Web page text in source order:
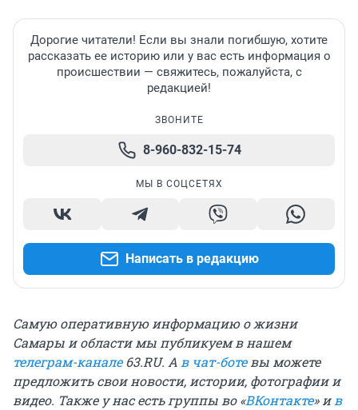
Дорогие читатели! Если вы знали погибшую, хотите
рассказать ее историю или у вас есть информация о
происшествии — свяжитесь, пожалуйста, с
редакцией!
ЗВОНИТЕ
8-960-832-15-74
МЫ В СОЦСЕТЯХ
Написать в редакцию
Самую оперативную информацию о жизни
Самары и области мы публикуем в нашем
телеграм-канале63.RU. Ав чат-ботевы можете
предложить свои новости, истории, фотографии и
видео. Также у нас есть группы во «ВКонтакте»ив